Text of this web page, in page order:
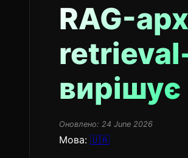
RAG-
Оновлено: 24 June 2026
Мова: 🇺🇦